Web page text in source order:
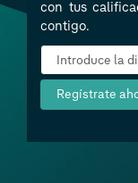
con tus
contigo.